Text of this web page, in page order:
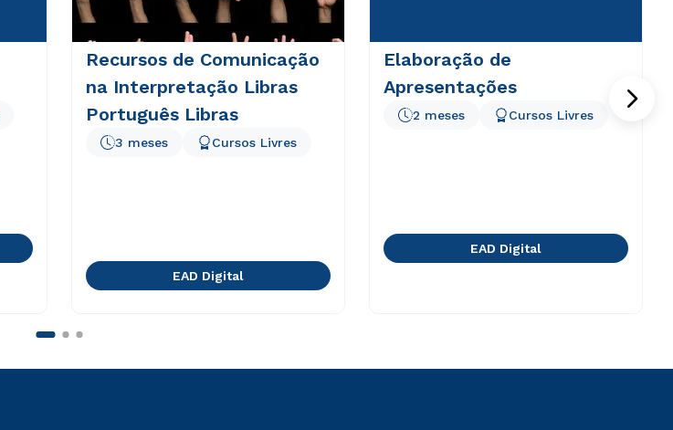
Recursos de Comunicação
na Interpretação Libras
Português Libras
3 meses Cursos Livres
EAD Digital
Elaboração de
Apresentações
2 meses Cursos Livres
EAD Digital